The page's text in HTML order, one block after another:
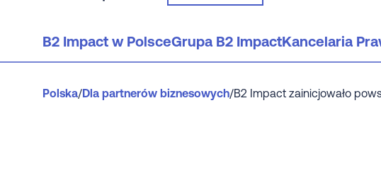
B2 Impact w PolsceGrupa B2 ImpactKancelaria
Polska/Dla partnerów biznesowych/B2 Impact zainicjowało